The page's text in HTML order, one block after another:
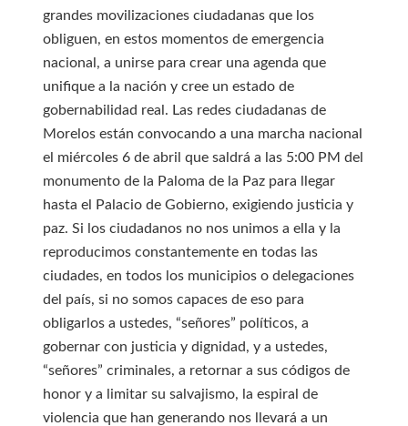
grandes movilizaciones ciudadanas que los
obliguen, en estos momentos de emergencia
nacional, a unirse para crear una agenda que
unifique a la nación y cree un estado de
gobernabilidad real. Las redes ciudadanas de
Morelos están convocando a una marcha nacional
el miércoles 6 de abril que saldrá a las 5:00 PM del
monumento de la Paloma de la Paz para llegar
hasta el Palacio de Gobierno, exigiendo justicia y
paz. Si los ciudadanos no nos unimos a ella y la
reproducimos constantemente en todas las
ciudades, en todos los municipios o delegaciones
del país, si no somos capaces de eso para
obligarlos a ustedes, “señores” políticos, a
gobernar con justicia y dignidad, y a ustedes,
“señores” criminales, a retornar a sus códigos de
honor y a limitar su salvajismo, la espiral de
violencia que han generando nos llevará a un